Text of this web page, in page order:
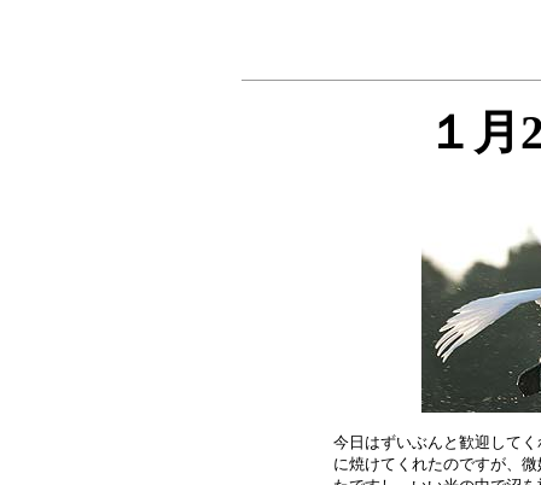
１月
今日はずいぶんと歓迎して
に焼けてくれたのですが、